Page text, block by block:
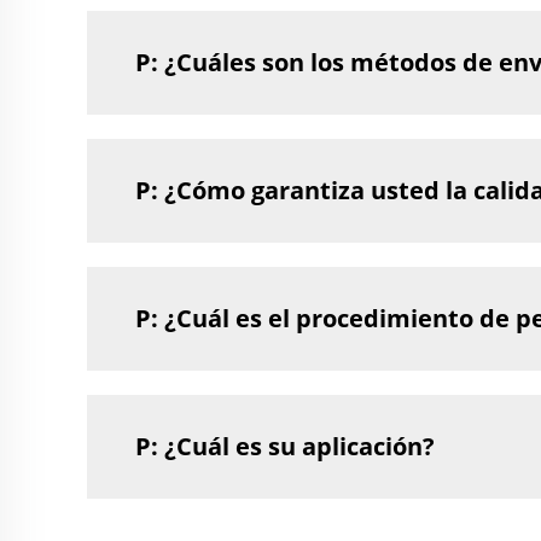
P: ¿Cuáles son los métodos de
P: ¿Cómo garantiza usted la
P: ¿Cuál es el procedimiento de
P: ¿Cuál es su aplicación?